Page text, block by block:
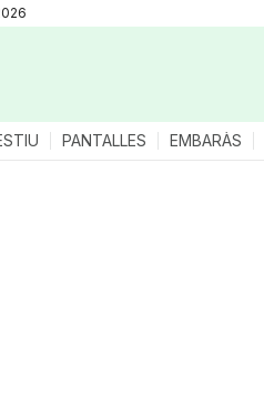
PANTALLES EMBARÀS